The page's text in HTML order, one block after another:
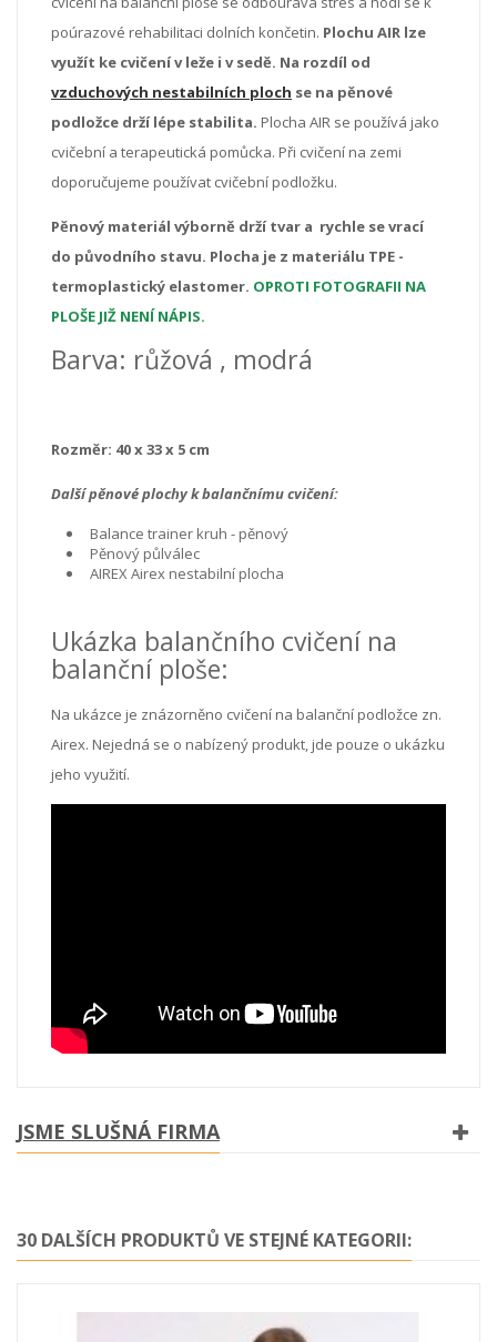
poúrazové rehabilitaci dolních končetin. Plochu AIR lze
využít ke cvičení v leže i v sedě. Na rozdíl od
vzduchových nestabilních ploch se na pěnové
podložce drží lépe stabilita. Plocha AIR se používá jako
cvičební a terapeutická pomůcka. Při cvičení na zemi
doporučujeme používat cvičební podložku.
Pěnový materiál výborně drží tvar a rychle se vrací
do původního stavu. Plocha je z materiálu TPE -
termoplastický elastomer. OPROTI FOTOGRAFII NA
PLOŠE JIŽ NENÍ NÁPIS.
Barva: růžová , modrá
Rozměr: 40 x 33 x 5 cm
Další pěnové plochy k balančnímu cvičení:
Balance trainer kruh - pěnový
Pěnový půlválec
AIREX Airex nestabilní plocha
Ukázka balančního cvičení na
balanční ploše:
Na ukázce je znázorněno cvičení na balanční podložce zn.
Airex. Nejedná se o nabízený produkt, jde pouze o ukázku
jeho využití.
JSME SLUŠNÁ FIRMA
30 DALŠÍCH PRODUKTŮ VE STEJNÉ KATEGORII: